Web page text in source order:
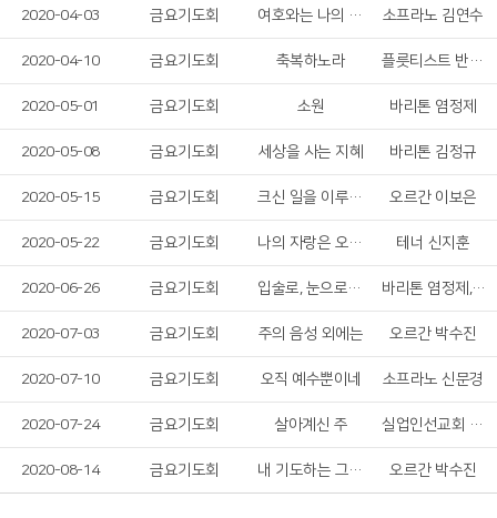
2020-04-03 금요기도회 여호와는 나의 목자시니 소프라노 김연수
2020-04-10 금요기도회 축복하노라 플릇티스트 반진아
2020-05-01 금요기도회 소원 바리톤 염정제
2020-05-08 금요기도회 세상을 사는 지혜 바리톤 김정규
2020-05-15 금요기도회 크신 일을 이루신 하나님께 오르간 이보은
2020-05-22 금요기도회 나의 자랑은 오직 십자가 테너 신지훈
2020-06-26 금요기도회 입술로, 눈으로, 마음으로 바리톤 염정제, 소프라노 이정현
2020-07-03 금요기도회 주의 음성 외에는 오르간 박수진
2020-07-10 금요기도회 오직 예수뿐이네 소프라노 신문경
2020-07-24 금요기도회 살아계신 주 실업인선교회 회원
2020-08-14 금요기도회 내 기도하는 그 시간 오르간 박수진